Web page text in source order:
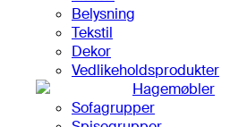
Belysning
Tekstil
Dekor
Vedlikeholdsprodukter
Hagemøbler
Sofagrupper